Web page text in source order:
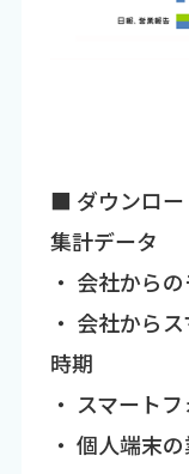
■ ダウンロー
集計データ
・ 会社から
・ 会社から
時期
・ スマート
・ 個人端末